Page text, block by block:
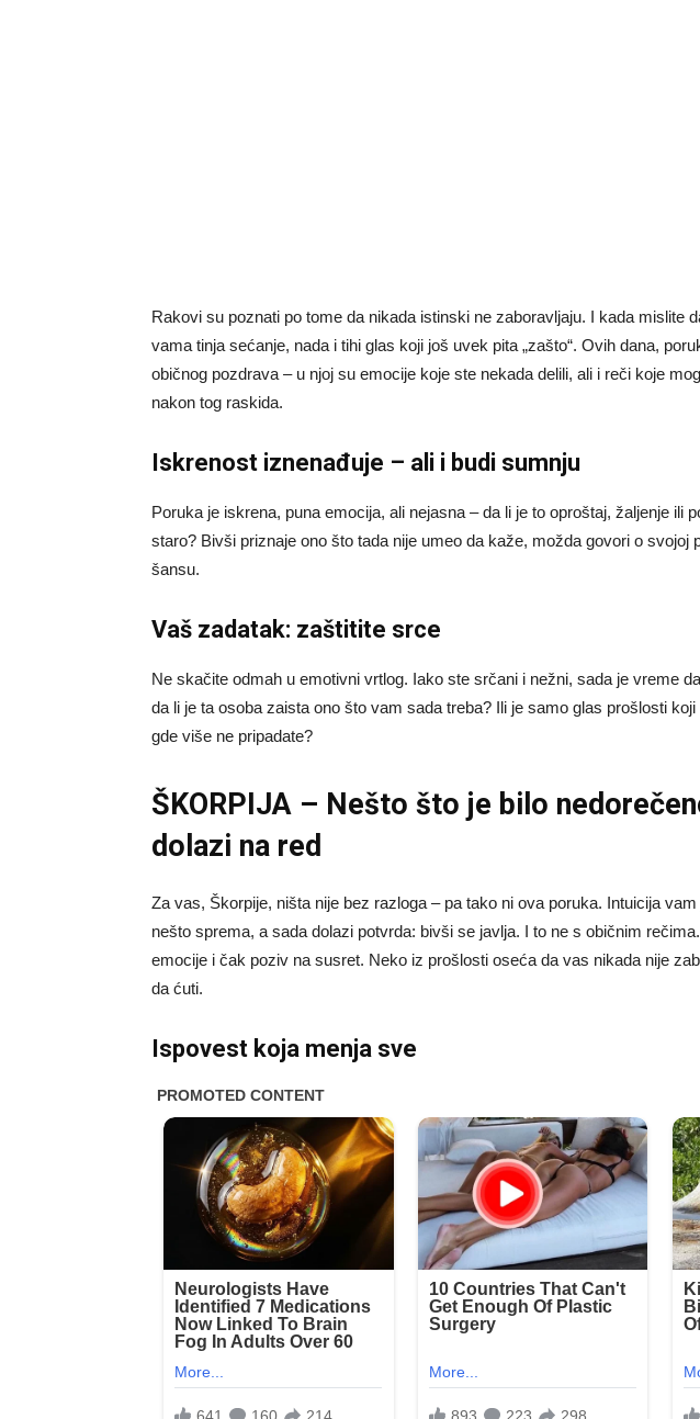
Rakovi su poznati po tome da nikada istinski ne zaboravljaju. I kada mislite
vama tinja sećanje, nada i tihi glas koji još uvek pita „zašto“. Ovih dana,
običnog pozdrava – u njoj su emocije koje ste nekada delili, ali i reči koje
nakon tog raskida.
Iskrenost iznenađuje – ali i budi sumnju
Poruka je iskrena, puna emocija, ali nejasna – da li je to oproštaj, žaljenje ili
staro? Bivši priznaje ono što tada nije umeo da kaže, možda govori o svojoj
šansu.
Vaš zadatak: zaštitite srce
Ne skačite odmah u emotivni vrtlog. Iako ste srčani i nežni, sada je vreme
da li je ta osoba zaista ono što vam sada treba? Ili je samo glas prošlosti
gde više ne pripadate?
ŠKORPIJA – Nešto što je bilo
dolazi na red
Za vas, Škorpije, ništa nije bez razloga – pa tako ni ova poruka. Intuicija
nešto sprema, a sada dolazi potvrda: bivši se javlja. I to ne s običnim
emocije i čak poziv na susret. Neko iz prošlosti oseća da vas nikada nije
da ćuti.
Ispovest koja menja sve